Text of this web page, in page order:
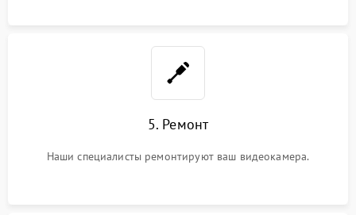
5. Ремонт
Наши специалисты ремонтируют ваш видеокамера.